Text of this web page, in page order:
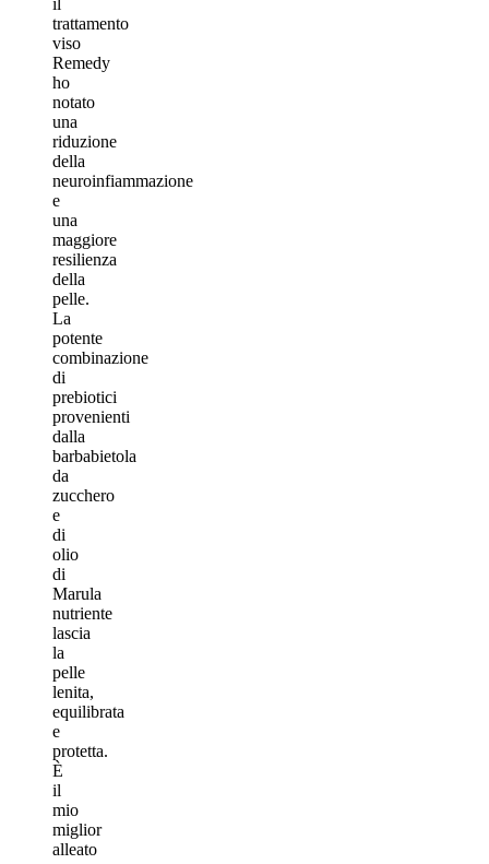
il
trattamento
viso
Remedy
ho
notato
una
riduzione
della
neuroinfiammazione
e
una
maggiore
resilienza
della
pelle.
La
potente
combinazione
di
prebiotici
provenienti
dalla
barbabietola
da
zucchero
e
di
olio
di
Marula
nutriente
lascia
la
pelle
lenita,
equilibrata
e
protetta.
È
il
mio
miglior
alleato